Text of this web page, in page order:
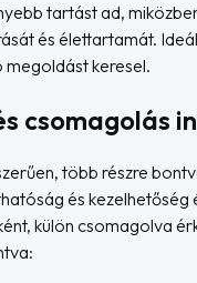
tartást ad,
és élettartamát.
keresel.
csomagolás
több részre
és kezelhetőség
külön csomagolva